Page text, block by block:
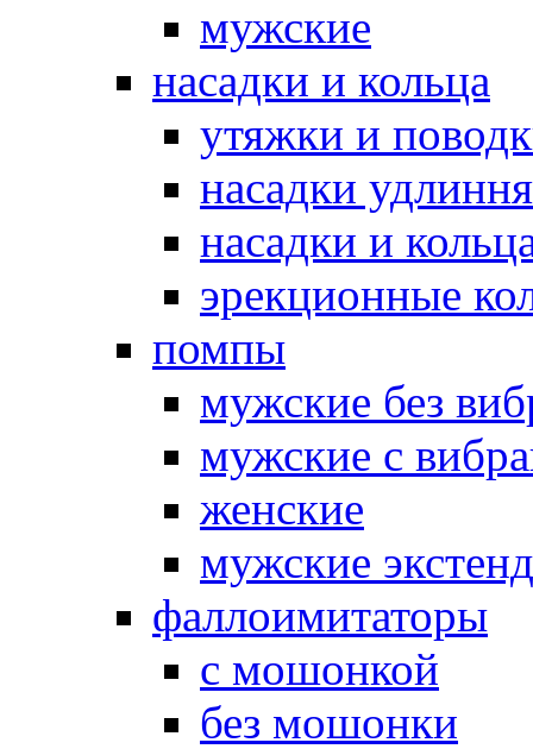
мужские
насадки и кольца
утяжки и
насадки
насадки и
эрекционные
помпы
мужские без
мужские с
женские
мужские
фаллоимитаторы
с мошонкой
без мошонки